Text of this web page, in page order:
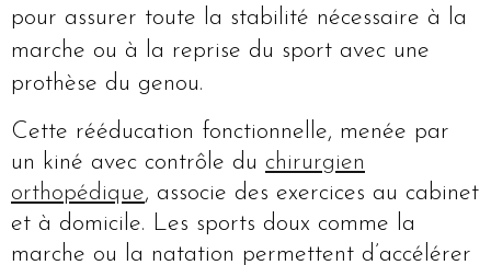
pour assurer toute la stabilité nécessaire à la
marche ou à la reprise du sport avec une
prothèse du genou.
Cette rééducation fonctionnelle, menée par
un kiné avec contrôle du chirurgien
orthopédique, associe des exercices au cabinet
et à domicile. Les sports doux comme la
marche ou la natation permettent d’accélérer